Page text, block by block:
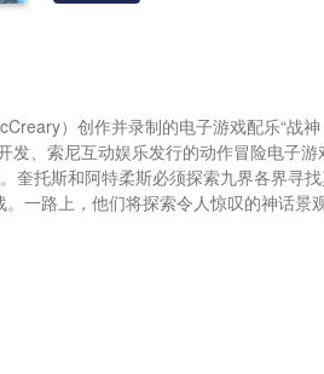
）创作并录制的电子游戏配乐“战神
发、索尼互动娱乐发行的动作冒险电子
奎托斯和阿特柔斯必须探索九界各界寻
一路上，他们将探索令人惊叹的神话景